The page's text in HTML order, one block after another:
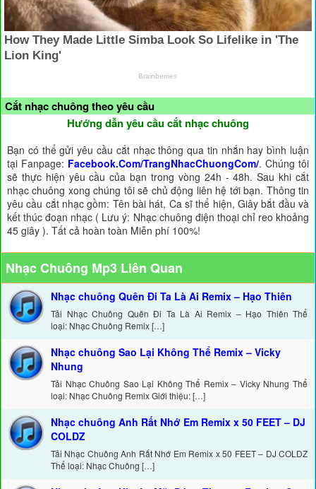
Cắt nhạc chuông theo yêu cầu
Hướng dẫn yêu cầu cắt nhạc chuông
Bạn có thể gửi yêu cầu cắt nhạc thông qua tin nhắn hay bình luận
tại Fanpage: Facebook.Com/TrangNhacChuongCom/. Chúng tôi
sẽ thực hiện yêu cầu của bạn trong vòng 24h - 48h. Sau khi cắt
nhạc chuông xong chúng tôi sẽ chủ động liên hệ tới bạn. Thông tin
yêu cầu cắt nhạc gồm: Tên bài hát, Ca sĩ thể hiện, Giây bắt đầu và
kết thúc đoạn nhạc ( Lưu ý: Nhạc chuông điện thoại chỉ reo khoảng
45 giây ). Tất cả hoàn toàn Miễn phí 100%!
Nhạc Chuông Mp3 Liên Quan
Nhạc chuông Quên Đi Ta Là Ai Remix – Hạo Thiên
Tải Nhạc Chuông Quên Đi Ta Là Ai Remix – Hạo Thiên Thể
loại: Nhạc Chuông Remix […]
Nhạc chuông Sao Lại Không Thể Remix – Vicky
Nhung
Tải Nhạc Chuông Sao Lại Không Thể Remix – Vicky Nhung Thể
loại: Nhạc Chuông Remix Giới thiệu: […]
Nhạc chuông Anh Rất Nhớ Em Remix x 50 FEET – DJ
COLDZ
Tải Nhạc Chuông Anh Rất Nhớ Em Remix x 50 FEET – DJ COLDZ
Thể loại: Nhạc Chuông […]